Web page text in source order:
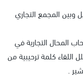
وبين المجمع التجاري
المحال التجارية في
اللقاء كلمة ترحيبية من
.